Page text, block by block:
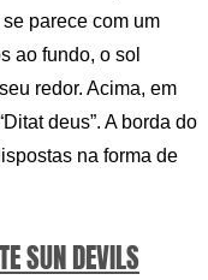
parece com um
ao fundo, o sol
redor. Acima, em
deus”. A borda do
na forma de
SUN DEVILS